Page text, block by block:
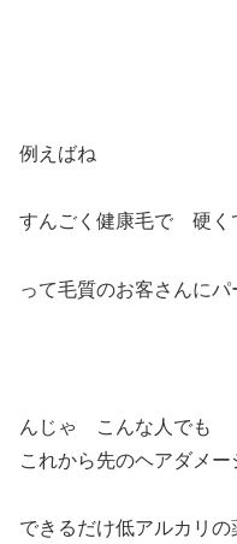
例えばね
すんごく健康毛で 硬
って毛質のお客さんにパ
んじゃ こんな人でも
これから先のヘアダメ
できるだけ低アルカリの